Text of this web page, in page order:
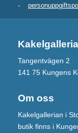
-
Tangentvägen 2
141 75 Kungens
Om oss
Kakelgallerian i
butik finns i